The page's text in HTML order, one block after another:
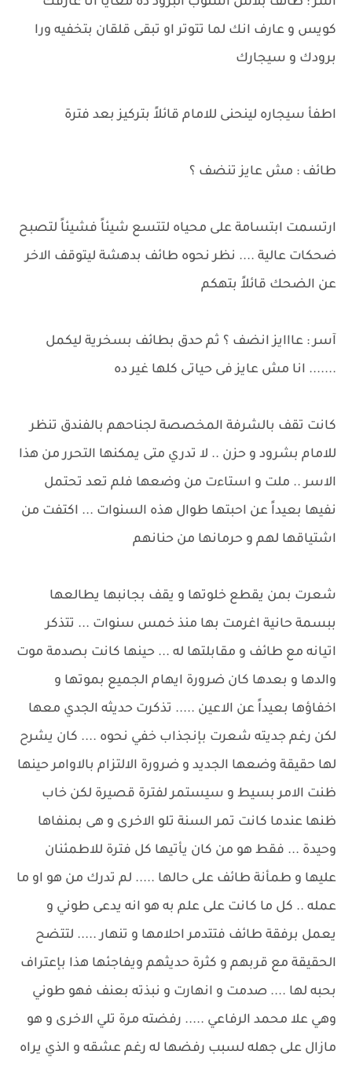
كويس و عارف انك لما تتوتر او تبقى قلقان بتخفيه ورا
برودك و سيجارك
اطفأ سيجاره لينحنى للامام قائلاً بتركيز بعد فترة
طائف : مش عايز تنضف ؟
ارتسمت ابتسامة على محياه لتتسع شيئاً فشيئاً لتصبح
ضحكات عالية .... نظر نحوه طائف بدهشة ليتوقف الاخر
عن الضحك قائلاً بتهكم
آسر : عااايز انضف ؟ ثم حدق بطائف بسخرية ليكمل
....... انا مش عايز فى حياتى كلها غير ده
كانت تقف بالشرفة المخصصة لجناحهم بالفندق تنظر
للامام بشرود و حزن .. لا تدري متى يمكنها التحرر من هذا
الاسر .. ملت و استاءت من وضعها فلم تعد تحتمل
نفيها بعيداً عن احبتها طوال هذه السنوات ... اكتفت من
اشتياقها لهم و حرمانها من حنانهم
شعرت بمن يقطع خلوتها و يقف بجانبها يطالعها
ببسمة حانية اغرمت بها منذ خمس سنوات ... تتذكر
اتيانه مع طائف و مقابلتها له ... حينها كانت بصدمة موت
والدها و بعدها كان ضرورة ايهام الجميع بموتها و
اخفاؤها بعيداً عن الاعين ..... تذكرت حديثه الجدي معها
لكن رغم جديته شعرت بإنجذاب خفي نحوه .... كان يشرح
لها حقيقة وضعها الجديد و ضرورة الالتزام بالاوامر حينها
ظنت الامر بسيط و سيستمر لفترة قصيرة لكن خاب
ظنها عندما كانت تمر السنة تلو الاخرى و هى بمنفاها
وحيدة ... فقط هو من كان يأتيها كل فترة للاطمئنان
عليها و طمأنة طائف على حالها ..... لم تدرك من هو او ما
عمله .. كل ما كانت على علم به هو انه يدعى طوني و
يعمل برفقة طائف فتتدمر احلامها و تنهار ..... لتتضح
الحقيقة مع قربهم و كثرة حديثهم ويفاجئها هذا بإعتراف
بحبه لها .... صدمت و انهارت و نبذته بعنف فهو طوني
وهي علا محمد الرفاعي ..... رفضته مرة تلي الاخرى و هو
مازال على جهله لسبب رفضها له رغم عشقه و الذي يراه